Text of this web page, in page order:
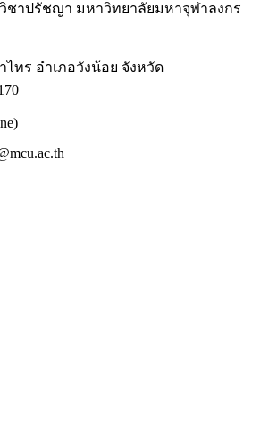
าปรัชญา มหาวิทยาลัยมหาจุฬาลงกร
ไทร อำเภอวังน้อย จังหวัด